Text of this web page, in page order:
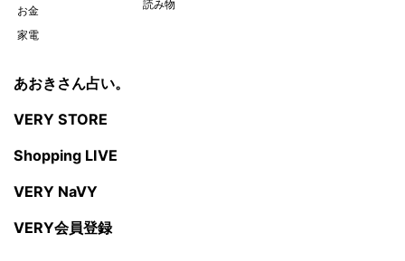
お金
家電
読み物
あおきさん占い。
VERY STORE
Shopping LIVE
VERY NaVY
VERY会員登録